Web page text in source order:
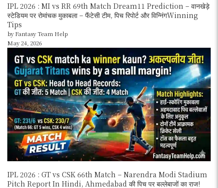
IPL 2026 : MI vs RR 69th Match Dream11 Prediction – वानखेड़े
स्टेडियम पर रोमांचक मुकाबला – फैंटेसी टीम, पिच रिपोर्ट और विन्निंगWinning
Tips
by Fantasy Team Help
May 24, 2026
IPL 2026 : GT vs CSK 66th Match – Narendra Modi Stadium
Pitch Report In Hindi, Ahmedabad की पिच पर बल्लेबाजों का राज!